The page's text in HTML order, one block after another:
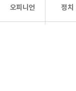
오피니언 정치